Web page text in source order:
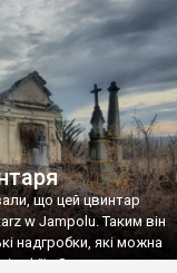
невелике, […]
що цей цвинтар
w Jampolu. Таким він
надгробки, які можна
Загалом цвинтар